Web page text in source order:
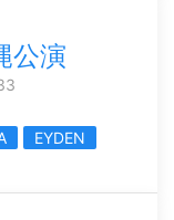
公演
EYDEN